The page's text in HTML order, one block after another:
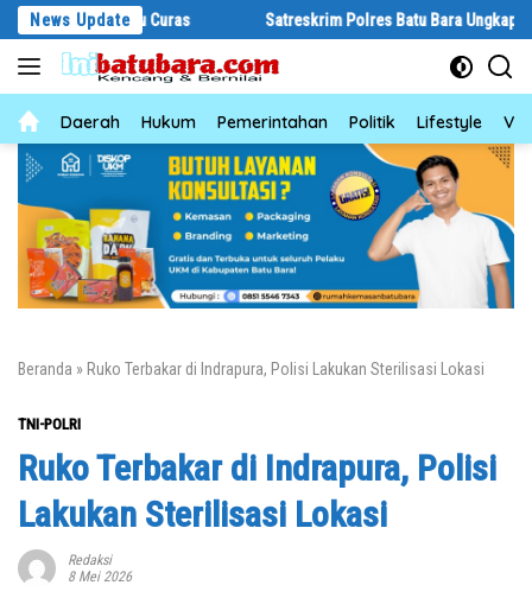
Langsung
konten
News Update
Curas Satreskrim Polres Batu Bara Ungkap Kasus Curat,
NewsDaerah Hukum Pemerintahan Politik Lifestyle
Beranda » Ruko Terbakar di Indrapura, Polisi Lakukan Sterilisasi Lokasi
TNI-POLRI
Ruko Terbakar di Indrapura, Polisi
Lakukan Sterilisasi Lokasi
Redaksi
8 Mei 2026